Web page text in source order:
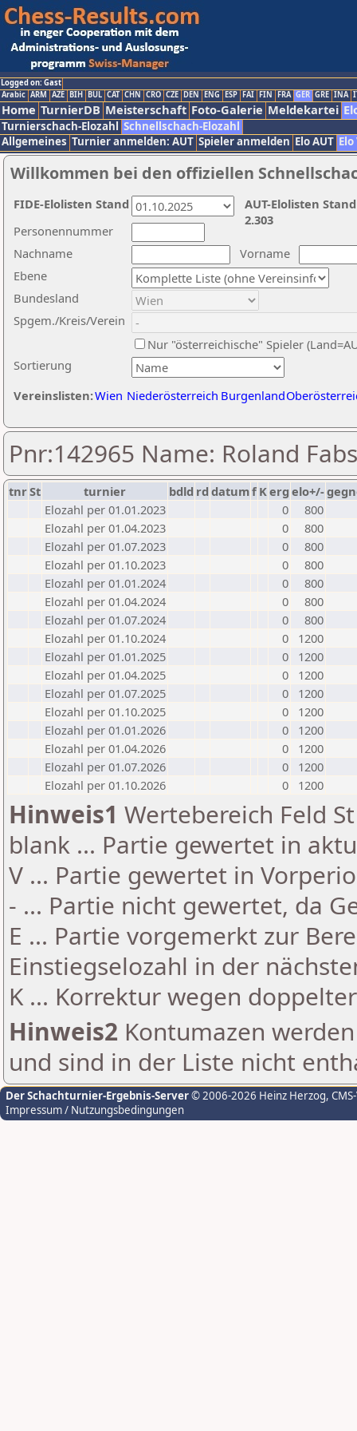
Logged on: Gast
Arabic ARM AZE BIH BUL CAT CHN CRO CZE DEN ENG ESP FAI FIN FRA GER GRE INA
Home TurnierDB Meisterschaft Foto-Galerie Meldekartei
Turnierschach-Elozahl Schnellschach-Elozahl
Allgemeines Turnier anmelden: AUT Spieler anmelden Elo AUT
Willkommen bei den offiziellen
Nachname
Vorname
Ebene
Sortierung
Personennummer
Bundesland
Spgem./Kreis/Verein
Nur "österreichische" Spieler
Vereinslisten:Wien Niederösterreich Burgenland
AUT-Elolisten
2.303
FIDE-Elolisten Stand
Pnr:142965 Name: Roland
tnrSt turnier bdld rd datumf Kerg elo+/-
Elozahl per 01.01.2023
0
800
Elozahl per 01.04.2023
0
800
Elozahl per 01.07.2023
0
800
Elozahl per 01.10.2023
0
800
Elozahl per 01.01.2024
0
800
Elozahl per 01.04.2024
0
800
Elozahl per 01.07.2024
0
800
Elozahl per 01.10.2024
0
1200
Elozahl per 01.01.2025
0
1200
Elozahl per 01.04.2025
0
1200
Elozahl per 01.07.2025
0
1200
Elozahl per 01.10.2025
0
1200
Elozahl per 01.01.2026
0
1200
Elozahl per 01.04.2026
0
1200
Elozahl per 01.07.2026
0
1200
Elozahl per 01.10.2026
0 1200
Hinweis1 Wertebereich Feld
blank ... Partie gewertet in
V ... Partie gewertet in
- ... Partie nicht gewertet, da
E ... Partie vorgemerkt zur
Einstiegselozahl in der
K ... Korrektur wegen
Hinweis2 Kontumazen
und sind in der Liste nicht
Der Schachturnier-Ergebnis-Server© 2006-2026 Heinz Herzog,
Impressum / Nutzungsbedingungen